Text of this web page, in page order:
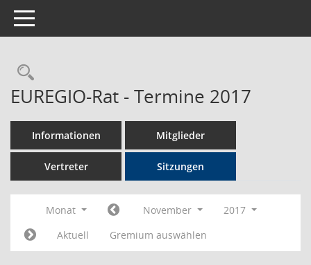
Toggle navigation
Rechercheauswahl
EUREGIO-Rat - Termine 2017
Informationen Mitglieder
Vertreter Sitzungen
Monat November
2017
Aktuell
Gremium auswählen